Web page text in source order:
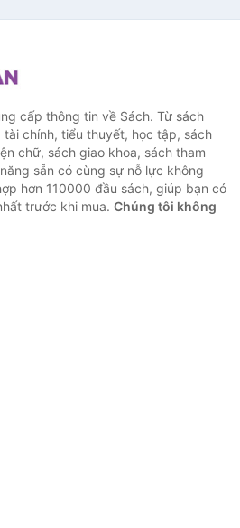
cấp thông tin về Sách. Từ sách
chính, tiểu thuyết, học tập, sách
chữ, sách giao khoa, sách tham
sẵn có cùng sự nỗ lực không
hơn 110000 đầu sách, giúp bạn có
trước khi mua. Chúng tôi không